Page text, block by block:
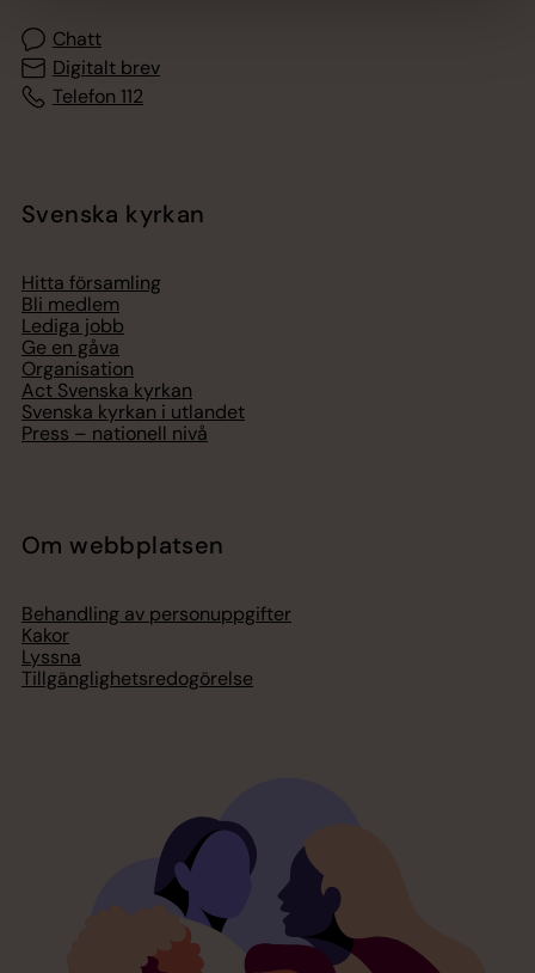
Chatt
Digitalt brev
Telefon 112
Svenska kyrkan
Hitta församling
Bli medlem
Lediga jobb
Ge en gåva
Organisation
Act Svenska kyrkan
Svenska kyrkan i utlandet
Press – nationell nivå
Om webbplatsen
Behandling av personuppgifter
Kakor
Lyssna
Tillgänglighetsredogörelse